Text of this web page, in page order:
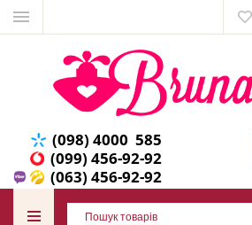
(098) 4000 585
(099) 456-92-92
(063) 456-92-92